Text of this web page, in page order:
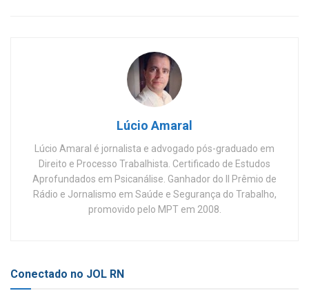
Lúcio Amaral
Lúcio Amaral é jornalista e advogado pós-graduado em
Direito e Processo Trabalhista. Certificado de Estudos
Aprofundados em Psicanálise. Ganhador do II Prêmio de
Rádio e Jornalismo em Saúde e Segurança do Trabalho,
promovido pelo MPT em 2008.
Conectado no JOL RN